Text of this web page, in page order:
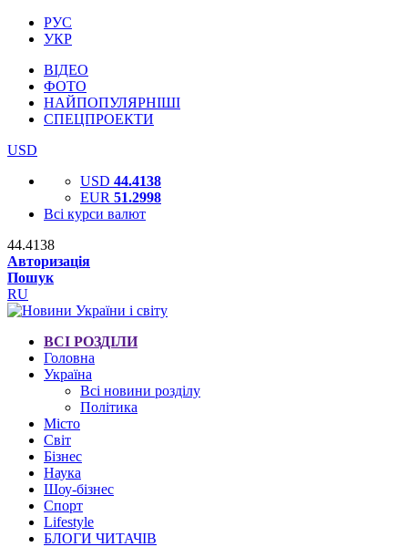
РУС
УКР
ВІДЕО
ФОТО
НАЙПОПУЛЯРНІШІ
СПЕЦПРОЕКТИ
USD
USD 44.4138
EUR 51.2998
Всі курси валют
44.4138
Авторизація
Пошук
RU
ВСІ РОЗДІЛИ
Головна
Україна
Всі новини розділу
Політика
Місто
Світ
Бізнес
Наука
Шоу-бізнес
Спорт
Lifestyle
БЛОГИ ЧИТАЧІВ